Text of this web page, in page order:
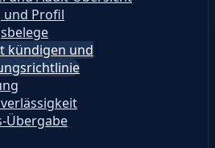
und Profil
kündigen und
Übergabe